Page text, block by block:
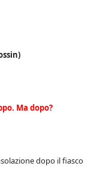
Ma dopo?
dopo il fiasco